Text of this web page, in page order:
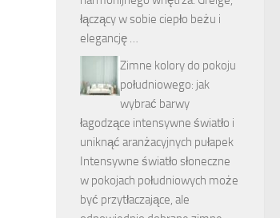
łączący w sobie ciepło beżu i
elegancję …
Zimne kolory do pokoju
południowego: jak
wybrać barwy
łagodzące intensywne światło i
uniknąć aranżacyjnych pułapek
Intensywne światło słoneczne
w pokojach południowych może
być przytłaczające, ale